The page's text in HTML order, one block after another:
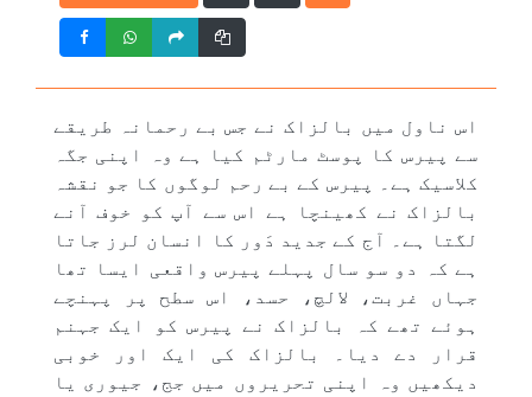
اس ناول میں بالزاک نے جس بے رحمانہ طریقے
سے پیرس کا پوسٹ مارٹم کیا ہے وہ اپنی جگہ
کلاسیک ہے۔ پیرس کے بے رحم لوگوں کا جو نقشہ
بالزاک نے کھینچا ہے اس سے آپ کو خوف آنے
لگتا ہے۔ آج کے جدید دَور کا انسان لرز جاتا
ہے کہ دو سو سال پہلے پیرس واقعی ایسا تھا
جہاں غربت، لالچ، حسد، اس سطح پر پہنچے
ہوئے تھے کہ بالزاک نے پیرس کو ایک جہنم
قرار دے دیا۔ بالزاک کی ایک اور خوبی
دیکھیں وہ اپنی تحریروں میں جج، جیوری یا